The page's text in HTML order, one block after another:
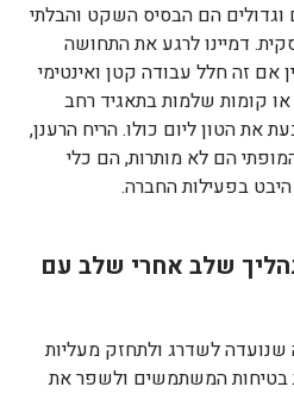
וגדולים הם הבסיס השקט והבלתי
דמיינו לרגע את התחושה
זה חלל עבודה קטן ואינטימי
קומות שלמות בתאגיד רחב
את הטון ליום כולו. הריח הרענן,
הם לא מותרות, הם כלי
בפעילות החברה.
שלב אחרי שלב עם
שנועדה לשדרג ולתחזק מעליות
בטיחות המשתמשים ולשפר את